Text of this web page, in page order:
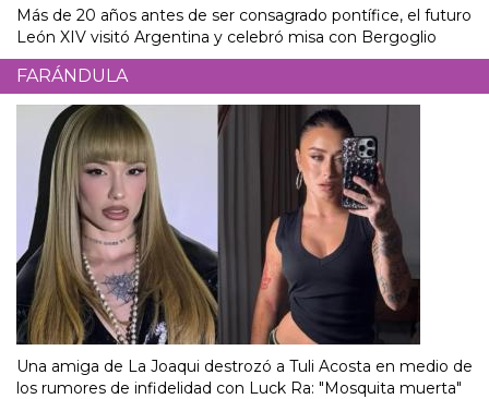
Más de 20 años antes de ser consagrado pontífice, el futuro
León XIV visitó Argentina y celebró misa con Bergoglio
FARÁNDULA
Una amiga de La Joaqui destrozó a Tuli Acosta en medio de
los rumores de infidelidad con Luck Ra: "Mosquita muerta"